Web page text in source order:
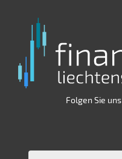
Folgen Sie uns